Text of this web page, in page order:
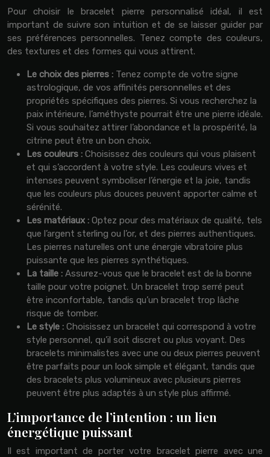
Pour choisir le bracelet pierre personnalisé idéal, il est
important de suivre son intuition et de se laisser guider par
ses préférences personnelles. Tenez compte des couleurs,
des textures et des formes qui vous attirent.
Le choix des pierres : Tenez compte de votre signe
astrologique, de vos affinités personnelles et des
propriétés spécifiques des pierres. Si vous recherchez la
paix intérieure, l’améthyste pourrait être une pierre idéale.
Si vous souhaitez attirer l’abondance et la prospérité, la
citrine peut être un bon choix.
Les couleurs : Choisissez des couleurs qui vous plaisent
et qui s’accordent à votre style. Les couleurs vives et
intenses peuvent symboliser l’énergie et la joie, tandis
que les couleurs plus douces peuvent apporter calme et
sérénité.
Les matériaux : Optez pour des matériaux de qualité, tels
que l’argent sterling ou l’or, et des pierres authentiques.
Les pierres naturelles ont une énergie vibratoire plus
puissante que les pierres synthétiques.
La taille : Assurez-vous que le bracelet est de la bonne
taille pour votre poignet. Un bracelet trop serré peut
être inconfortable, tandis qu’un bracelet trop lâche
risque de tomber.
Le style : Choisissez un bracelet qui correspond à votre
style personnel, qu’il soit discret ou plus voyant. Des
bracelets minimalistes avec une ou deux pierres peuvent
être parfaits pour un look simple et élégant, tandis que
des bracelets plus volumineux avec plusieurs pierres
peuvent être plus adaptés à un style plus affirmé.
L’importance de l’intention : un lien
énergétique puissant
Il est important de porter votre bracelet pierre avec une